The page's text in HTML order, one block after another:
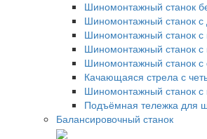
Шиномонтажный станок
Шиномонтажный станок
Шиномонтажный станок с
Шиномонтажный станок
Шиномонтажный станок с
Качающаяся стрела с
Шиномонтажный станок
Подъёмная тележка для
Балансировочный станок